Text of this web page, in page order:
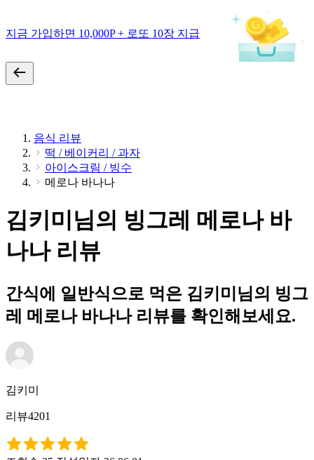
지금 가입하면 10,000P + 로또 10장 지급
음식 리뷰
떡 / 베이커리 / 과자
아이스크림 / 빙수
메로나 바나나
김키미님의 빙그레 메로나 바
나나 리뷰
간식에 일반식으로 먹은 김키미님의 빙그
레 메로나 바나나 리뷰를 확인해보세요.
김키미
리뷰4201